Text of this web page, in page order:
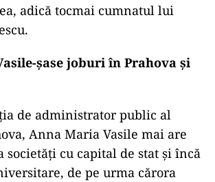
adică tocmai cumnatul lui
șase joburi în Prahova și
de administrator public al
Anna Maria Vasile mai are
cu capital de stat și încă
de pe urma cărora